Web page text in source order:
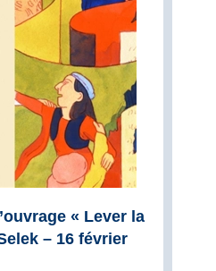
« Lever la
– 16 février